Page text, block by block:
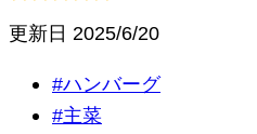
更新日 2025/6/20
#ハンバーグ
#主菜